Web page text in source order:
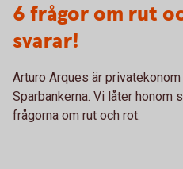
6 frågor om rut
svarar!
Arturo Arques är
Sparbankerna. Vi låter honom
frågorna om rut och rot.